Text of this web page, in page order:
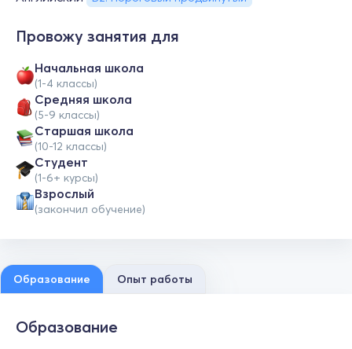
Провожу занятия для
Начальная школа
(1-4 классы)
Средняя школа
(5-9 классы)
Cтаршая школа
(10-12 классы)
Студент
(1-6+ курсы)
Взрослый
(закончил обучение)
Образование Опыт работы
Образование